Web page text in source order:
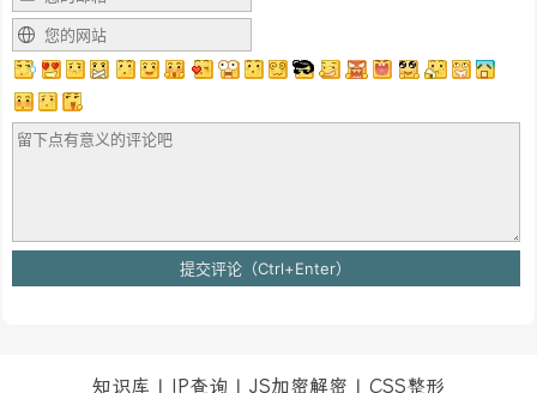
知识库 | IP查询 | JS加密解密 | CSS整形